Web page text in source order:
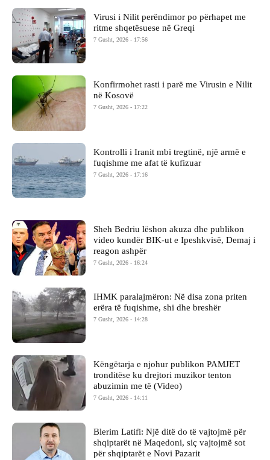
Virusi i Nilit perëndimor po përhapet me
ritme shqetësuese në Greqi
7 Gusht, 2026 - 17:56
Konfirmohet rasti i parë me Virusin e Nilit
në Kosovë
7 Gusht, 2026 - 17:22
Kontrolli i Iranit mbi tregtinë, një armë e
fuqishme me afat të kufizuar
7 Gusht, 2026 - 17:16
Sheh Bedriu lëshon akuza dhe publikon
video kundër BIK-ut e Ipeshkvisë, Demaj i
reagon ashpër
7 Gusht, 2026 - 16:24
IHMK paralajmëron: Në disa zona priten
erëra të fuqishme, shi dhe breshër
7 Gusht, 2026 - 14:28
Këngëtarja e njohur publikon PAMJET
tronditëse ku drejtori muzikor tenton
abuzimin me të (Video)
7 Gusht, 2026 - 14:11
Blerim Latifi: Një ditë do të vajtojmë për
shqiptarët në Maqedoni, siç vajtojmë sot
për shqiptarët e Novi Pazarit